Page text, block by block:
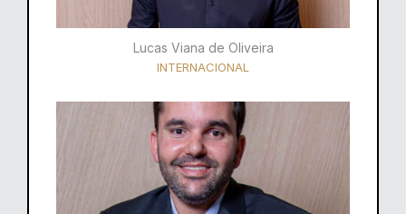
Lucas Viana de Oliveira
INTERNACIONAL